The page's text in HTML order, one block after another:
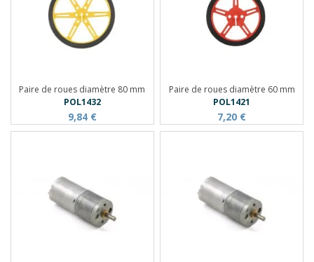
Paire de roues diamètre 80 mm
POL1432
9,84 €
Paire de roues diamètre 60 mm
POL1421
7,20 €